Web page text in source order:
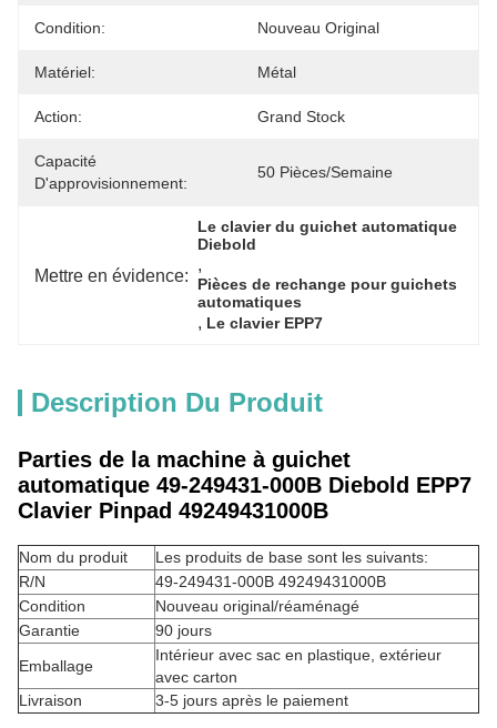
Condition: Nouveau Original
Matériel: Métal
Action: Grand Stock
Capacité
D'approvisionnement:
50 Pièces/semaine
Mettre en évidence:
Le clavier du guichet automatique
Diebold
,
Pièces de rechange pour guichets
automatiques
, Le clavier EPP7
Description Du Produit
Parties de la machine à guichet
automatique 49-249431-000B Diebold EPP7
Clavier Pinpad 49249431000B
Nom du produit
Les produits de base sont les suivants:
R/N
49-249431-000B 49249431000B
Condition
Nouveau original/réaménagé
Garantie
90 jours
Emballage
Intérieur avec sac en plastique, extérieur
avec carton
Livraison
3-5 jours après le paiement